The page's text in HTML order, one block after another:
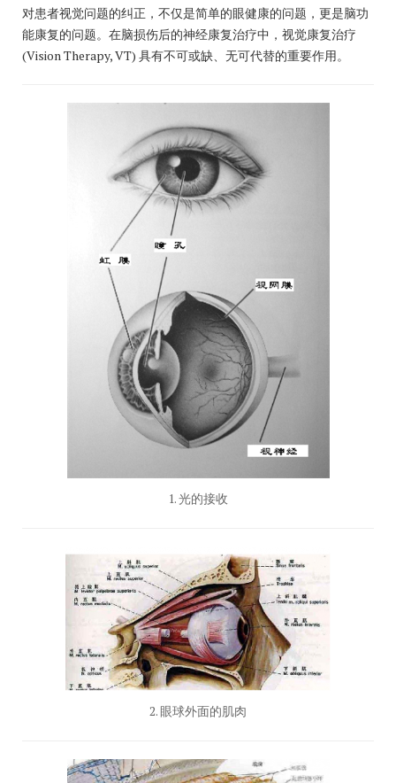
对患者视觉问题的纠正，不仅是简单的眼健康的问题，更是脑功
能康复的问题。在脑损伤后的神经康复治疗中，视觉康复治疗
(Vision Therapy, VT) 具有不可或缺、无可代替的重要作用。
1. 光的接收
2. 眼球外面的肌肉